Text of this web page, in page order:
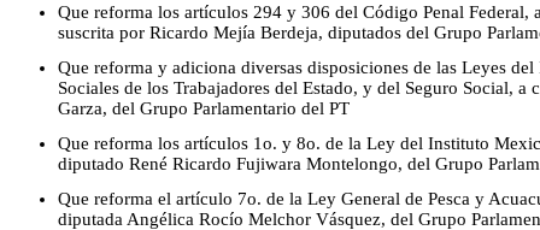
Que reforma los artículos 294 y 306 del Código Penal
suscrita por Ricardo Mejía Berdeja, diputados del Grupo
Que reforma y adiciona diversas disposiciones de las Leyes
Sociales de los Trabajadores del Estado, y del Seguro Social,
Garza, del Grupo Parlamentario del PT
Que reforma los artículos 1o. y 8o. de la Ley del Instituto
diputado René Ricardo Fujiwara Montelongo, del Grupo
Que reforma el artículo 7o. de la Ley General de Pesca y
diputada Angélica Rocío Melchor Vásquez, del Grupo